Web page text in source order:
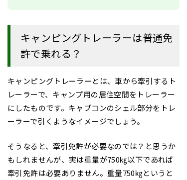
キャンピングトレーラーは普通免
許で乗れる？
キャンピングトレーラーとは、車から牽引するト
レーラーで、キャンプ用の居住空間をトレーラー
にしたものです。キャブコンのシェル部分をトレ
ーラーで引くようなイメージでしょう。
そうなると、牽引免許が必要なのでは？と思うか
もしれませんが、実は重量が750㎏以下であれば
牽引免許は必要ありません。重量750㎏というと